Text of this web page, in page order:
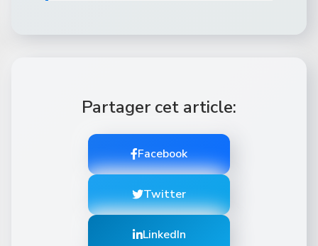
Partager cet article:
Facebook
Twitter
LinkedIn